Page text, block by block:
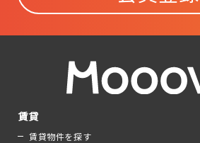
賃貸
賃貸物件を探す